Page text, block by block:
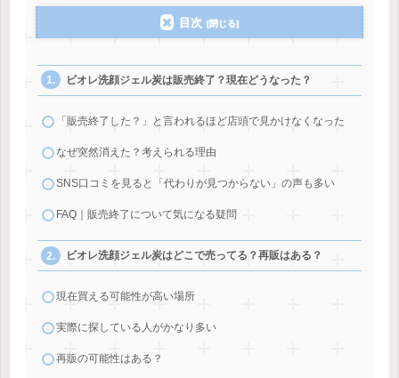
目次
ビオレ洗顔ジェル炭は販売終了？現在どうなった？
「販売終了した？」と言われるほど店頭で見かけなくなった
なぜ突然消えた？考えられる理由
SNS口コミを見ると「代わりが見つからない」の声も多い
FAQ｜販売終了について気になる疑問
ビオレ洗顔ジェル炭はどこで売ってる？再販はある？
現在買える可能性が高い場所
実際に探している人がかなり多い
再販の可能性はある？